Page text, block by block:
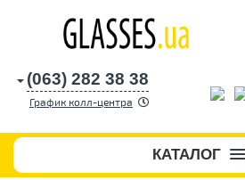
(063) 282 38 38
График колл-центра
КАТАЛОГ